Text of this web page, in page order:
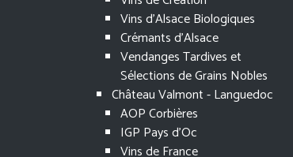
Vins d'Alsace Biologiques
Crémants d'Alsace
Vendanges Tardives et
Sélections de Grains Nobles
Château Valmont - Languedoc
AOP Corbières
IGP Pays d'Oc
Vins de France